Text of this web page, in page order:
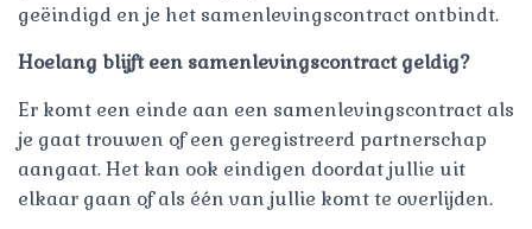
geëindigd en je het samenlevingscontract ontbindt.
Hoelang blijft een samenlevingscontract geldig?
Er komt een einde aan een samenlevingscontract als
je gaat trouwen of een geregistreerd partnerschap
aangaat. Het kan ook eindigen doordat jullie uit
elkaar gaan of als één van jullie komt te overlijden.